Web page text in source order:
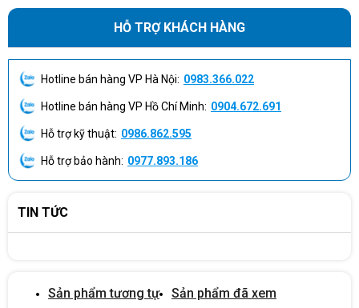
3. Thiết kế hiện đại và tiết kiệm không gian Thiết kế viền mỏng
của màn hình giúp tối ưu không gian làm việc và tạo cảm giác
hiện đại. Chân đế chắc chắn, dễ dàng điều chỉnh góc nghiêng để
phù hợp với nhu cầu sử dụng. Với trọng lượng nhẹ và kích thước
nhỏ gọn, màn hình phù hợp cho các không gian làm việc hạn chế.
Thiết kế này cũng giúp kết hợp dễ dàng với các thiết bị khác trong
văn phòng.
giảm ánh sáng xanh để bảo vệ mắt. Tính năng chống nhấp nháy
(Flicker-Free) giúp giảm thiểu mỏi mắt khi sử dụng trong thời
gian dài. Đây là lựa chọn lý tưởng cho những ai thường xuyên
làm việc với máy tính. Với khả năng hiển thị ổn định, màn hình tạo
HỖ TRỢ KHÁCH HÀNG
Hotline bán hàng VP Hà Nội: 0983.366.022
Hotline bán hàng VP Hồ Chí Minh: 0904.672.691
Hỗ trợ kỹ thuật: 0986.862.595
Hỗ trợ bảo hành: 0977.893.186
TIN TỨC
Sản phẩm tương tự Sản phẩm đã xem